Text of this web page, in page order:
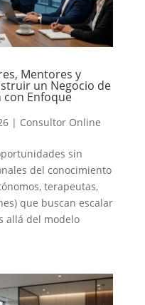
Mentores y
un Negocio de
con Enfoque
| Consultor Online
sin
del conocimiento
terapeutas,
que buscan escalar
allá del modelo